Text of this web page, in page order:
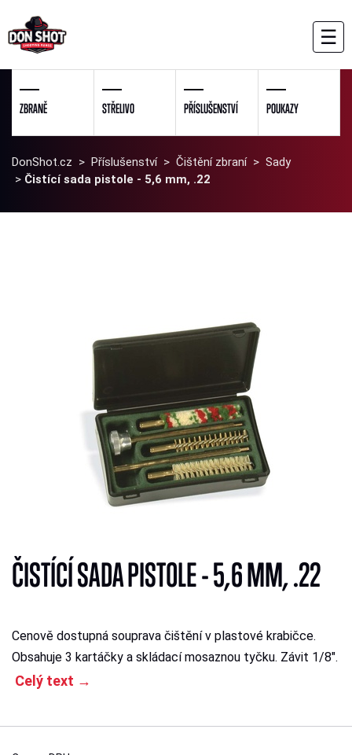
☰
ZBRANĚ STŘELIVO PŘÍSLUŠENSTVÍ POUKAZY
DonShot.cz > Příslušenství> Čištění zbraní> Sady
> Čistící sada pistole - 5,6 mm, .22
ČISTÍCÍ SADA PISTOLE - 5,6 MM, .22
Cenově dostupná souprava čištění v plastové krabičce.
Obsahuje 3 kartáčky a skládací mosaznou tyčku. Závit 1/8".
Celý text →